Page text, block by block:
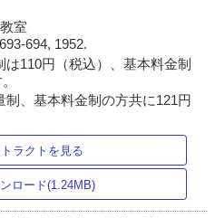
室
693-694, 1952.
110円（税込）、基本料金制
、基本料金制の方共に121円
ラクトを見る
ロード(1.24MB)